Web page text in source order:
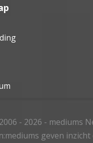
- 2026 - mediums
geven